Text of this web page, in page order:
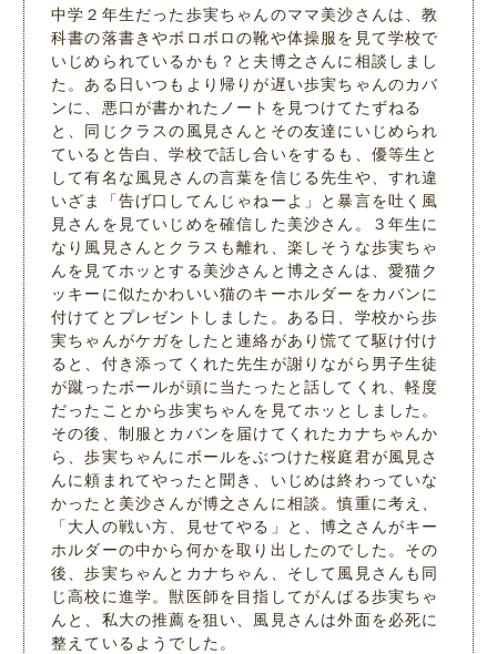
中学２年生だった歩実ちゃんのママ美沙さんは、教
科書の落書きやボロボロの靴や体操服を見て学校で
いじめられているかも？と夫博之さんに相談しまし
た。ある日いつもより帰りが遅い歩実ちゃんのカバ
ンに、悪口が書かれたノートを見つけてたずねる
と、同じクラスの風見さんとその友達にいじめられ
ていると告白、学校で話し合いをするも、優等生と
して有名な風見さんの言葉を信じる先生や、すれ違
いざま「告げ口してんじゃねーよ」と暴言を吐く風
見さんを見ていじめを確信した美沙さん。３年生に
なり風見さんとクラスも離れ、楽しそうな歩実ちゃ
んを見てホッとする美沙さんと博之さんは、愛猫ク
ッキーに似たかわいい猫のキーホルダーをカバンに
付けてとプレゼントしました。ある日、学校から歩
実ちゃんがケガをしたと連絡があり慌てて駆け付け
ると、付き添ってくれた先生が謝りながら男子生徒
が蹴ったボールが頭に当たったと話してくれ、軽度
だったことから歩実ちゃんを見てホッとしました。
その後、制服とカバンを届けてくれたカナちゃんか
ら、歩実ちゃんにボールをぶつけた桜庭君が風見さ
んに頼まれてやったと聞き、いじめは終わっていな
かったと美沙さんが博之さんに相談。慎重に考え、
「大人の戦い方、見せてやる」と、博之さんがキー
ホルダーの中から何かを取り出したのでした。その
後、歩実ちゃんとカナちゃん、そして風見さんも同
じ高校に進学。獣医師を目指してがんばる歩実ちゃ
んと、私大の推薦を狙い、風見さんは外面を必死に
整えているようでした。